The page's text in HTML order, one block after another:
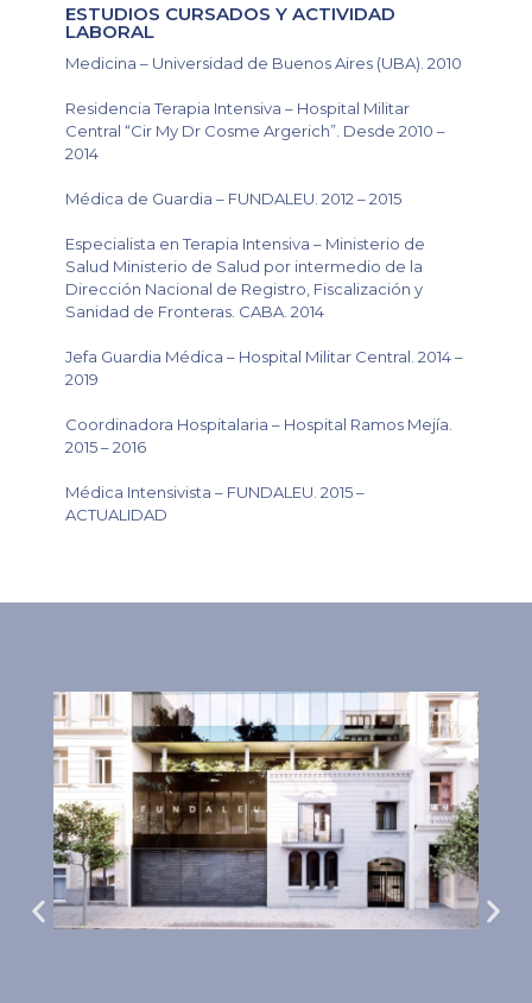
ESTUDIOS CURSADOS Y ACTIVIDAD
LABORAL
Medicina – Universidad de Buenos Aires (UBA). 2010
Residencia Terapia Intensiva – Hospital Militar
Central “Cir My Dr Cosme Argerich”. Desde 2010 –
2014
Médica de Guardia – FUNDALEU. 2012 – 2015
Especialista en Terapia Intensiva – Ministerio de
Salud Ministerio de Salud por intermedio de la
Dirección Nacional de Registro, Fiscalización y
Sanidad de Fronteras. CABA. 2014
Jefa Guardia Médica – Hospital Militar Central. 2014 –
2019
Coordinadora Hospitalaria – Hospital Ramos Mejía.
2015 – 2016
Médica Intensivista – FUNDALEU. 2015 –
ACTUALIDAD